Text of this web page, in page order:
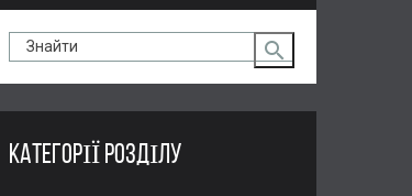
КАТЕГОРІЇ РОЗДІЛУ